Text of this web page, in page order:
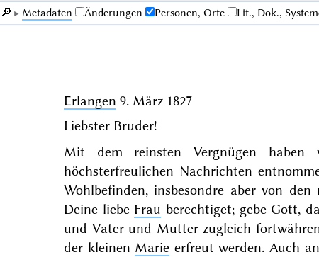
🔎︎ Me­ta­da­ten Änderungen Personen, Orte Lit., Dok.,
Erlangen 9. März 1827
Liebster Bruder!
Mit dem reinsten Vergnügen
höchsterfreulichen Nachrichten
Wohlbefinden, insbesondre aber von
Deine liebe Frau berechtiget; gebe Gott,
und Vater und Mutter zugleich
der kleinen Marie erfreut werden. Auch